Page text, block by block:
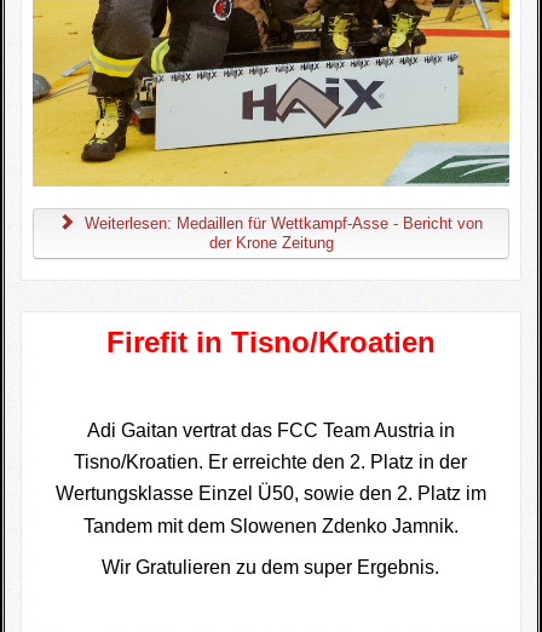
Weiterlesen: Medaillen für Wettkampf-Asse - Bericht von
der Krone Zeitung
Firefit in Tisno/Kroatien
Adi Gaitan vertrat das FCC Team Austria in
Tisno/Kroatien. Er erreichte den 2. Platz in der
Wertungsklasse Einzel Ü50, sowie den 2. Platz im
Tandem mit dem Slowenen Zdenko Jamnik.
Wir Gratulieren zu dem super Ergebnis.